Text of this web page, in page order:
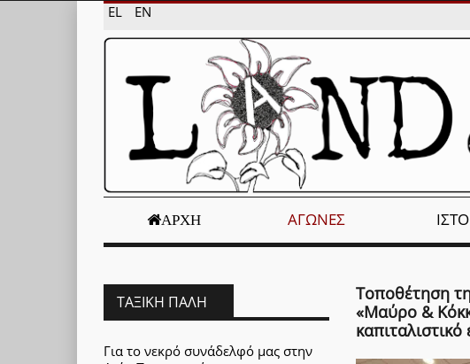
EL EN
ΑΡΧΉ ΑΓΏΝΕΣ
Τοποθέτηση
«Μαύρο &
ΤΑΞΙΚΉ ΠΆΛΗ
Για το νεκρό συνάδελφό μας στην